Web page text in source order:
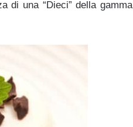
di una “Dieci” della gamma